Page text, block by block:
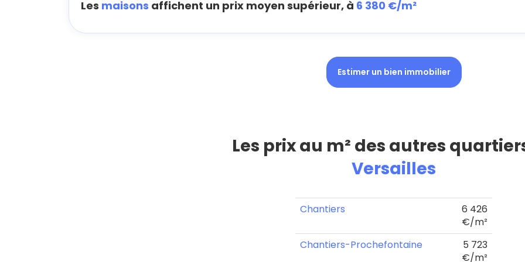
Les maisons affichent un prix moyen supérieur, à 6 380 €/m²
Estimer un bien immobilier
Les prix au m² des autres
Versailles
Chantiers
6 426
€/m²
Chantiers-Prochefontaine
5 723
€/m²